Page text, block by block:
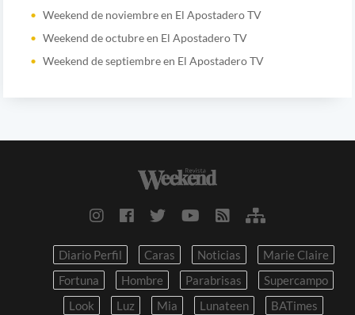
Weekend de noviembre en El Apostadero TV
Weekend de octubre en El Apostadero TV
Weekend de septiembre en El Apostadero TV
Diario Perfil Caras Noticias
Marie Claire
Fortuna
Hombre Parabrisas
Supercampo
Look
Luz Mia Lunateen BATimes